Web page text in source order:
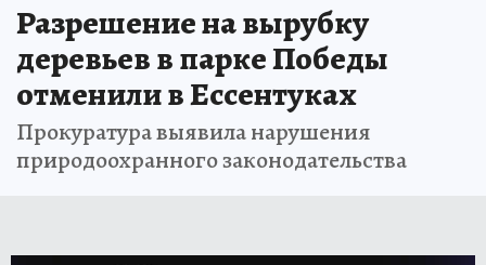
Разрешение на вырубку
деревьев в парке Победы
отменили в Ессентуках
Прокуратура выявила нарушения
природоохранного законодательства